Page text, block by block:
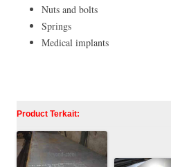
Nuts and bolts
Springs
Medical implants
Product Terkait: